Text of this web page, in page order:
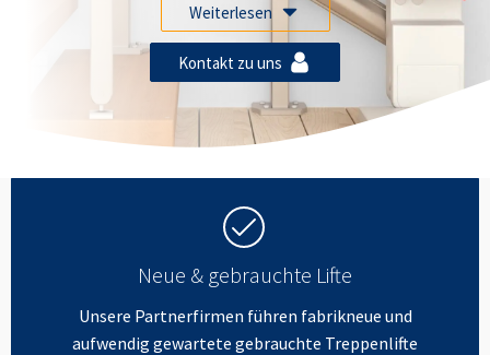
Weiterlesen
Kontakt zu uns
Neue & gebrauchte Lifte
Unsere Partnerfirmen führen fabrikneue und
aufwendig gewartete gebrauchte Treppenlifte